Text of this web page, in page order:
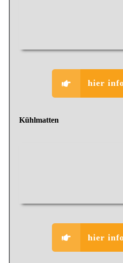
hier
Kühlmatten
hier